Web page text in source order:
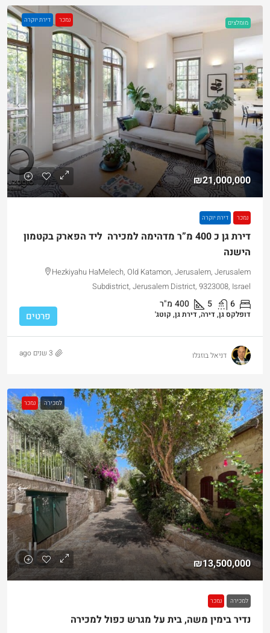
מומלצים נמכר דירת יוקרה
₪21,000,000
נמכר דירת יוקרה
דירת גן כ 400 מ”ר מדהימה למכירה ליד הפארק בקטמון
הישנה
Hezkiyahu HaMelech, Old Katamon, Jerusalem, Jerusalem
Subdistrict, Jerusalem District, 9323008, Israel
6
5
400 מ"ר
דופלקס גן, דירה, דירת גן, קוטג' פרטים
דניאל בוזגלו 3 שנים ago
למכירה נמכר
₪13,500,000
למכירה נמכר
נדיר בימין משה, בית על מגרש כפול למכירה